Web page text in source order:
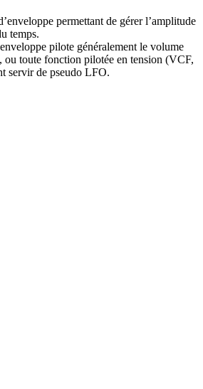
permettant de gérer l’amplitude
temps.
pilote généralement le volume
toute fonction pilotée en tension (VCF,
servir de pseudo LFO.